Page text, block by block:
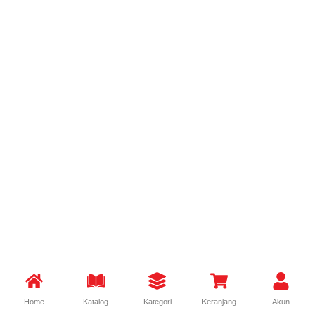
Home Katalog Kategori Keranjang Akun